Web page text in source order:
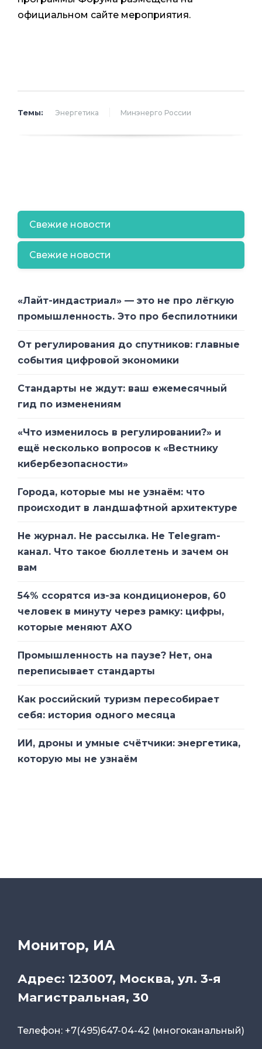
официальном сайте мероприятия.
Темы: Энергетика Минэнерго России
Свежие новости
Свежие новости
«Лайт-индастриал» — это не про лёгкую
промышленность. Это про беспилотники
От регулирования до спутников: главные
события цифровой экономики
Стандарты не ждут: ваш ежемесячный
гид по изменениям
«Что изменилось в регулировании?» и
ещё несколько вопросов к «Вестнику
кибербезопасности»
Города, которые мы не узнаём: что
происходит в ландшафтной архитектуре
Не журнал. Не рассылка. Не Telegram-
канал. Что такое бюллетень и зачем он
вам
54% ссорятся из-за кондиционеров, 60
человек в минуту через рамку: цифры,
которые меняют АХО
Промышленность на паузе? Нет, она
переписывает стандарты
Как российский туризм пересобирает
себя: история одного месяца
ИИ, дроны и умные счётчики: энергетика,
которую мы не узнаём
Монитор, ИА
Адрес: 123007, Москва, ул. 3-я
Магистральная, 30
Телефон: +7(495)647-04-42 (многоканальный)